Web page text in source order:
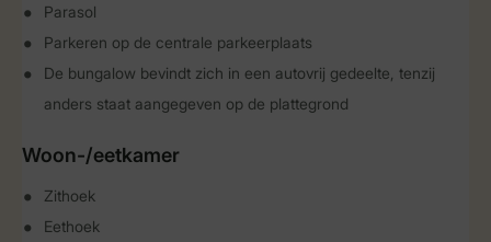
Parasol
Parkeren op de centrale parkeerplaats
De bungalow bevindt zich in een autovrij gedeelte, tenzij
anders staat aangegeven op de plattegrond
Woon-/eetkamer
Zithoek
Eethoek